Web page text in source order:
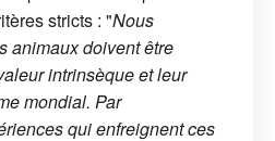
stricts : "Nous
animaux doivent être
intrinsèque et leur
mondial. Par
qui enfreignent ces